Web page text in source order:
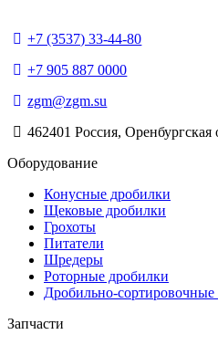
+7 (3537) 33-44-80
+7 905 887 0000
zgm@zgm.su
462401 Россия, Оренбургская
Оборудование
Конусные дробилки
Щековые дробилки
Грохоты
Питатели
Шредеры
Роторные дробилки
Дробильно-
Запчасти